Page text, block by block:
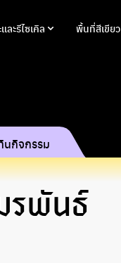
ละรีไซเคิล พื้นที่สีเขียว
นกิจกรรม
รพันธ์